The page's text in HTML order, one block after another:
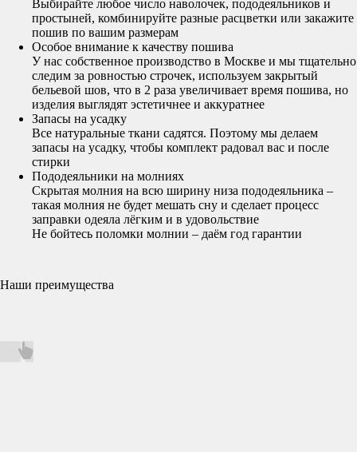
Выбирайте любое число наволочек, пододеяльников и
простыней, комбинируйте разные расцветки или закажите
пошив по вашим размерам
Особое внимание к качеству пошива
У нас собственное производство в Москве и мы тщательно
следим за ровностью строчек, используем закрытый
бельевой шов, что в 2 раза увеличивает время пошива, но
изделия выглядят эстетичнее и аккуратнее
Запасы на усадку
Все натуральные ткани садятся. Поэтому мы делаем
запасы на усадку, чтобы комплект радовал вас и после
стирки
Пододеяльники на молниях
Скрытая молния на всю ширину низа пододеяльника –
такая молния не будет мешать сну и сделает процесс
заправки одеяла лёгким и в удовольствие
Не бойтесь поломки молнии – даём год гарантии
Наши преимущества